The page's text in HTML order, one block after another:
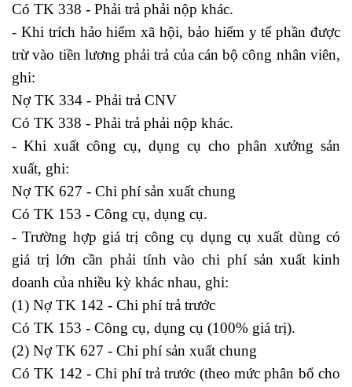
Có TK 338 - Phải trả phải nộp khác.
- Khi trích hảo hiểm xã hội, bảo hiểm y tế phần được
trừ vào tiền lương phải trả của cán bộ công nhân viên,
ghi:
Nợ TK 334 - Phải trả CNV
Có TK 338 - Phải trả phải nộp khác.
- Khi xuất công cụ, dụng cụ cho phân xưởng sản
xuất, ghi:
Nợ TK 627 - Chi phí sản xuất chung
Có TK 153 - Công cụ, dụng cụ.
- Trường hợp giá trị công cụ dụng cụ xuất dùng có
giá trị lớn cần phải tính vào chi phí sản xuất kinh
doanh của nhiều kỳ khác nhau, ghi:
(1) Nợ TK 142 - Chi phí trả trước
Có TK 153 - Công cụ, dụng cụ (100% giá trị).
(2) Nợ TK 627 - Chi phí sản xuất chung
Có TK 142 - Chi phí trả trước (theo mức phân bổ cho